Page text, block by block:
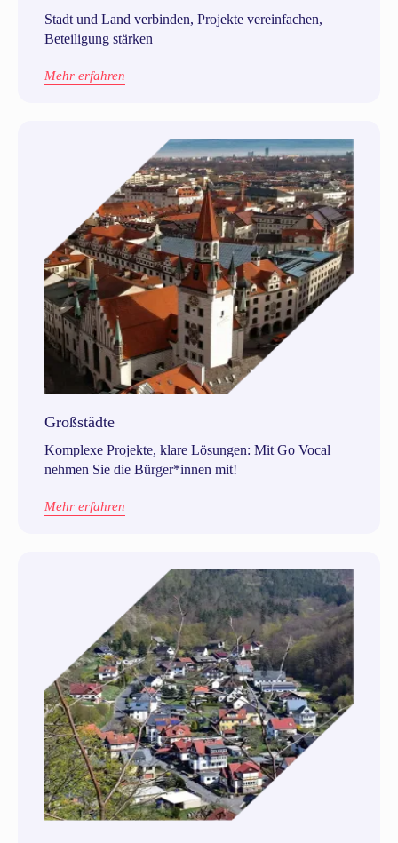
Stadt und Land verbinden, Projekte vereinfachen,
Beteiligung stärken
Mehr erfahren
Großstädte
Komplexe Projekte, klare Lösungen: Mit Go Vocal
nehmen Sie die Bürger*innen mit!
Mehr erfahren